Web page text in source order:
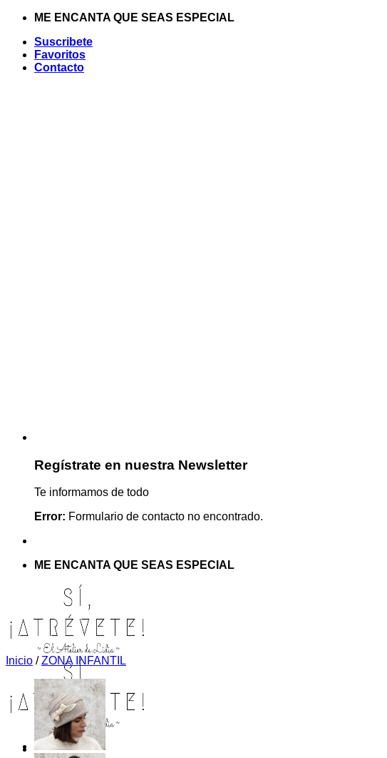
Saltar
contenido
ME ENCANTA QUE SEAS ESPECIAL
Suscribete
Favoritos
Contacto
Regístrate en nuestra Newsletter
Te informamos de todo
Error: Formulario de contacto no encontrado.
ME ENCANTA QUE SEAS ESPECIAL
Inicio / ZONA INFANTIL